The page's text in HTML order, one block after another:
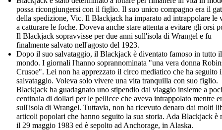
possa ricongiungersi con il figlio. Il suo unico compagno era il
della spedizione, Vic. Il Blackjack ha imparato ad intrappolare le
a catturare le foche. Doveva anche stare attenta a evitare gli orsi
Il Blackjack sopravvisse per due anni sull'isola di Wrangel e fu
finalmente salvato nell'agosto del 1923.
Dopo il suo salvataggio, il Blackjack è diventato famoso in tutto il
mondo. I giornali l'hanno soprannominata "una vera donna
Crusoe". Lei non ha apprezzato il circo mediatico che ha seguito
salvataggio. Voleva solo vivere una vita tranquilla con suo figlio.
Blackjack ha guadagnato uno stipendio dal viaggio insieme a
centinaia di dollari per le pellicce che aveva intrappolato mentre
sull'isola di Wrangel. Tuttavia, non ha ricevuto denaro dai molti
articoli popolari che hanno seguito la sua storia. Ada Blackjack è
il 29 maggio 1983 ed è sepolto ad Anchorage, in Alaska.